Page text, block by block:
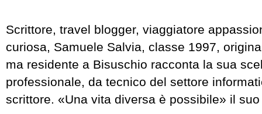
Scrittore, travel blogger, viaggiatore
curiosa, Samuele Salvia, classe 1997,
ma residente a Bisuschio racconta la sua
professionale, da tecnico del settore
scrittore. «Una vita diversa è possibile» il